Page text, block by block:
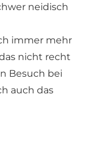
neidisch
immer mehr
nicht recht
Besuch bei
auch das